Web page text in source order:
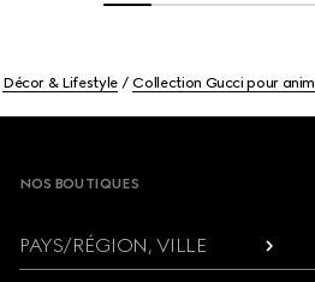
Décor & Lifestyle Collection Gucci pour
NOS BOUTIQUES
PAYS/RÉGION, VILLE